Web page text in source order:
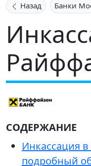
Назад Банки
СОДЕРЖАНИЕ
Инкассация
подробный